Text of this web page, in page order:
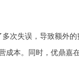
次失误，导致额外
成本。同时，优鼎